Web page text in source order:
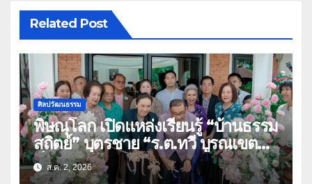
Related Post
ศิลปวัฒนธรรม
พิษณุโลก เปิดแหล่งเรียนรู้ “บ้านธรรม
สถิตย์” บุตรชาย “ร.ต.ทวี บูรณเขต
ต์”ศิลปินแห่งชาติ(คลิป)
ส.ค. 2, 2026